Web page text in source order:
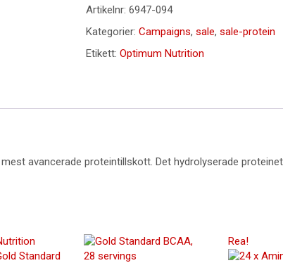
Artikelnr: 6947-094
Kategorier: Campaigns, sale, sale-protein
Etikett: Optimum Nutrition
avancerade proteintillskott. Det hydrolyserade
Rea!